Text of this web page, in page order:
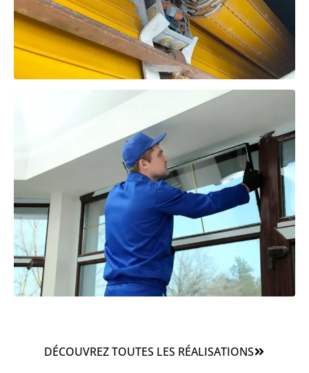
DÉCOUVREZ TOUTES LES RÉALISATIONS